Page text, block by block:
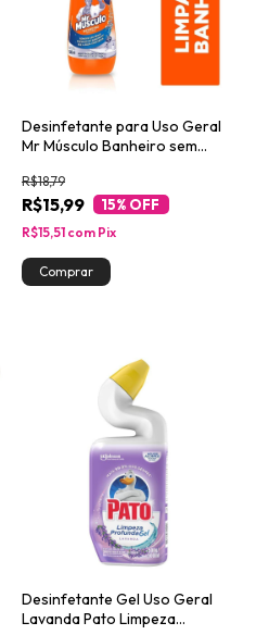
Desinfetante para Uso Geral
Mr Músculo Banheiro sem
R$15,99
R$18,79
15% OFF
R$15,51 com Pix
Desinfetante Gel Uso Geral
Lavanda Pato Limpeza